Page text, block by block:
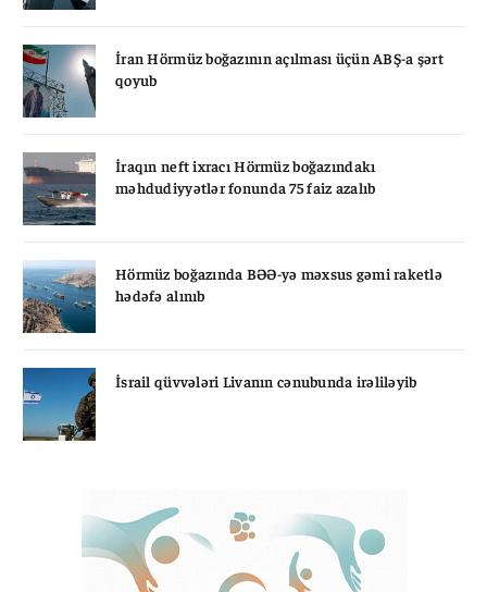
İran Hörmüz boğazının açılması üçün ABŞ-a şərt
qoyub
İraqın neft ixracı Hörmüz boğazındakı
məhdudiyyətlər fonunda 75 faiz azalıb
Hörmüz boğazında BƏƏ-yə məxsus gəmi raketlə
hədəfə alınıb
İsrail qüvvələri Livanın cənubunda irəliləyib